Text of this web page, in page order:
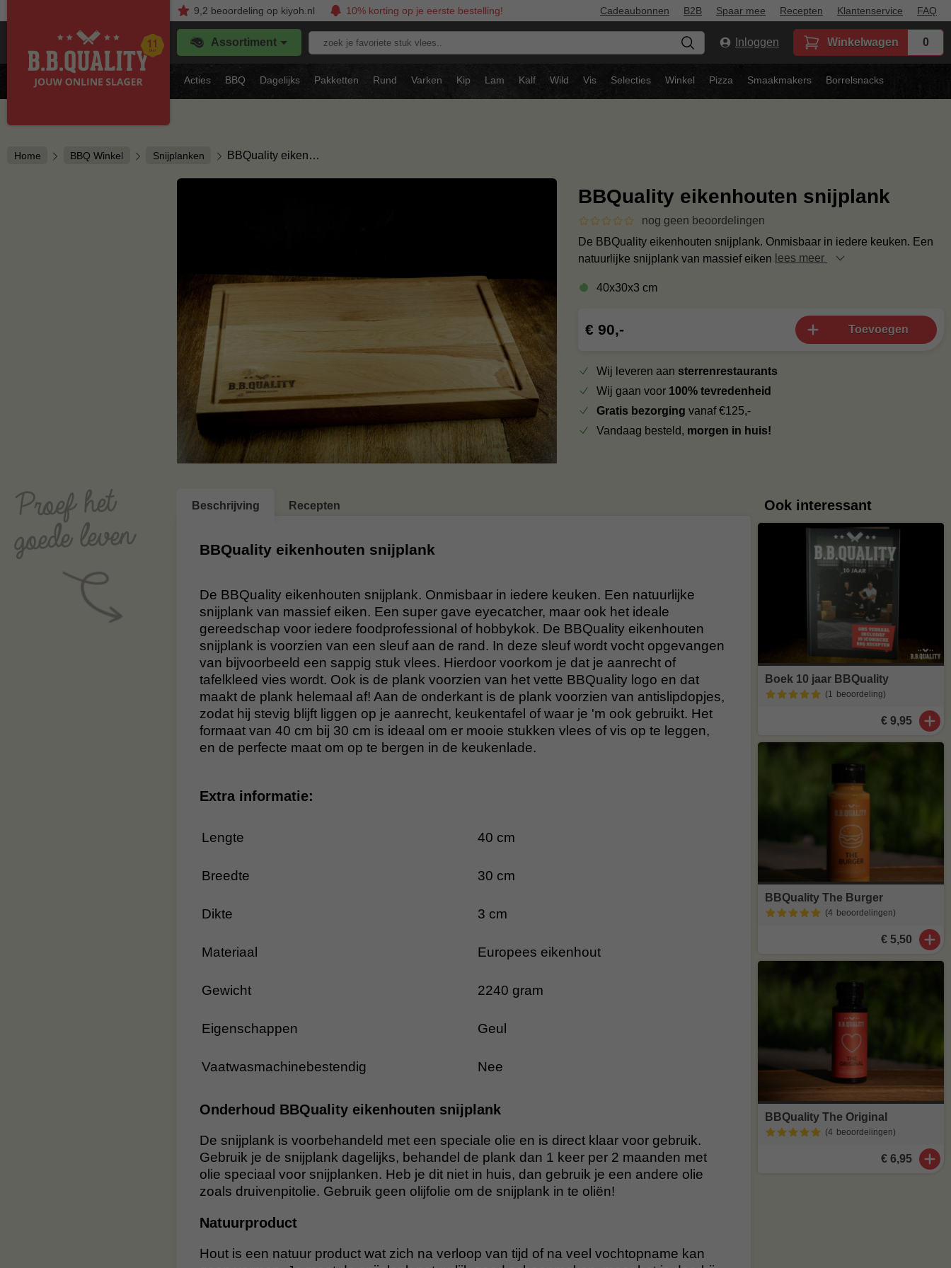
9,2 beoordelingop kiyoh.nl 10% korting op je eerste bestelling! Cadeaubonnen B2B Spaar mee Recepten Klantenservice FAQ
Assortiment
Zoek
stuk
vlees..
Inloggen Winkelwagen 0
Acties BBQ Dagelijks Pakketten Rund Varken Kip Lam Kalf Wild Vis Selecties Winkel Pizza Smaakmakers Borrelsnacks
Home BBQ Winkel Snijplanken BBQuality eiken…
BBQuality eikenhouten snijplank
nog geen beoordelingen
De BBQuality eikenhouten snijplank. Onmisbaar in iedere keuken. Een
natuurlijke snijplank van massief eiken lees meer
40x30x3 cm
€ 90,- Toevoegen
Wij leveren aan sterrenrestaurants
Wij gaan voor 100% tevredenheid
Gratis bezorging vanaf €125,-
Vandaag besteld, morgen in huis!
Beschrijving Recepten
BBQuality eikenhouten snijplank
De BBQuality eikenhouten snijplank. Onmisbaar in iedere keuken. Een natuurlijke
snijplank van massief eiken. Een super gave eyecatcher, maar ook het ideale
gereedschap voor iedere foodprofessional of hobbykok. De BBQuality eikenhouten
snijplank is voorzien van een sleuf aan de rand. In deze sleuf wordt vocht opgevangen
van bijvoorbeeld een sappig stuk vlees. Hierdoor voorkom je dat je aanrecht of
tafelkleed vies wordt. Ook is de plank voorzien van het vette BBQuality logo en dat
maakt de plank helemaal af! Aan de onderkant is de plank voorzien van antislipdopjes,
zodat hij stevig blijft liggen op je aanrecht, keukentafel of waar je 'm ook gebruikt. Het
formaat van 40 cm bij 30 cm is ideaal om er mooie stukken vlees of vis op te leggen,
en de perfecte maat om op te bergen in de keukenlade.
Extra informatie:
Lengte 40 cm
Breedte 30 cm
Dikte 3 cm
Materiaal Europees eikenhout
Gewicht 2240 gram
Eigenschappen Geul
Vaatwasmachinebestendig Nee
Onderhoud BBQuality eikenhouten snijplank
De snijplank is voorbehandeld met een speciale olie en is direct klaar voor gebruik.
Gebruik je de snijplank dagelijks, behandel de plank dan 1 keer per 2 maanden met
olie speciaal voor snijplanken. Heb je dit niet in huis, dan gebruik je een andere olie
zoals druivenpitolie. Gebruik geen olijfolie om de snijplank in te oliën!
Natuurproduct
Hout is een natuur product wat zich na verloop van tijd of na veel vochtopname kan
Ook interessant
Boek 10 jaar BBQuality
(1 beoordeling)
€ 9,95
BBQuality The Burger
(4 beoordelingen)
€ 5,50
BBQuality The Original
(4 beoordelingen)
€ 6,95